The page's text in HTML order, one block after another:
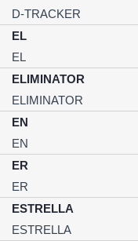
D-TRACKER
EL
EL
ELIMINATOR
ELIMINATOR
EN
EN
ER
ER
ESTRELLA
ESTRELLA